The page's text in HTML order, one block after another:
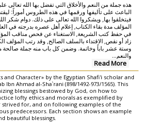
هذه جملة من النعم والأخلاق التي تفضل بها الله تعالى
الباعث على تأليفها ورقمها في هذه الطروس أموراً:
فيتخلقوا بها, ويشكروا الله تعالى على ذلك. دوام شكر
المؤلف مدة بقاء الكتاب, إعلام أهل عصره بدرجته في
في حفظ كتب الشريعة, الاستغناء عن فحص مناقب
زاد أو نقص, الاقتداء بالسلف الصالح, وقد رتب المؤلف
وستة عشر باباً وخاتمة. وضمن كل باب منه جملة صالحة
والنعم...
Read More
and Character» by the Egyptian Shafi'i scholar and
Ibn Ahmad al-Sha`rani (898/1492-973/1565). This
blessings bestowed by God, on how to
lofty ethics and morals as exemplified by
for, and on following examples of the
predecessors. Each section shows an example
beautiful blessings.